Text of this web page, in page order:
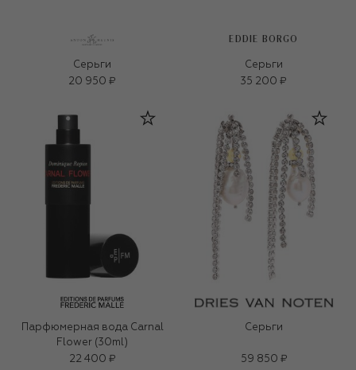
Серьги
20 950 ₽
EDDIE BORGO
Серьги
35 200 ₽
Парфюмерная вода Carnal
Flower (30ml)
22 400 ₽
Серьги
59 850 ₽